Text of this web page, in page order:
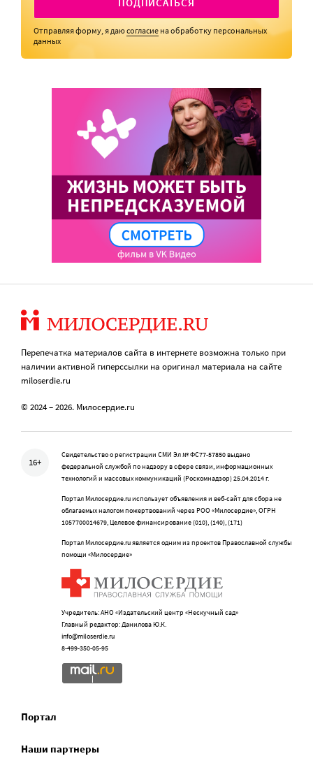
Отправляя форму, я даюсогласие на обработку персональных
данных
Перепечатка материалов сайта в интернете возможна только при
наличии активной гиперссылки на оригинал материала на сайте
miloserdie.ru
© 2024 – 2026. Милосердие.ru
16+
Свидетельство о регистрации СМИ Эл № ФС77-57850 выдано
федеральной службой по надзору в сфере связи, информационных
технологий и массовых коммуникаций (Роскомнадзор) 25.04.2014 г.
Портал Милосердие.ru использует объявления и веб-сайт для сбора не
облагаемых налогом пожертвований через РОО «Милосердие», ОГРН
1057700014679, Целевое финансирование (010), (140), (171)
Портал Милосердие.ru является одним из проектов Православной службы
помощи «Милосердие»
Учредитель: АНО «Издательский центр «Нескучный сад»
Главный редактор: Данилова Ю.К.
info@miloserdie.ru
8-499-350-05-95
Портал
Наши партнеры